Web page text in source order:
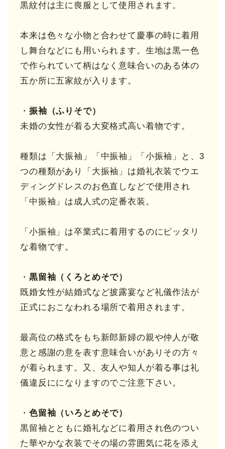
黒紋付は主に喪服として使用されます。
本来は色々な小物と合わせて慶事の時に着用
し舞台などにも用いられます。生地は黒一色
で作られていて柄はなく意味合いのある体の
五か所に五家紋が入ります。
・ 振袖（ふりそで）
未婚の女性が着る大変格式高い着物です。
種類は「大振袖」「中振袖」「小振袖」と、3
つの種類があり「大振袖」は婚礼衣装でウエ
ディングドレスのお色直しなどで使用され
「中振袖」は成人式の定番衣装。
「小振袖」は卒業式に着用するのにピッタリ
な着物です。
・ 黒留袖（くろとめそで）
既婚女性が結婚式など披露宴など礼儀作法が
正式におこなわれる場所で着用されます。
最高位の格式をもち新郎新婦の親や仲人が敬
意と感謝の意を表す意味合いがありその方々
が着られます。又、友人や知人が着る事は礼
儀違反にになりますのでご注意下さい。
・ 色留袖（いろとめそで）
黒留袖とともに婚礼などに着用され色のつい
た華やかな衣装でその場の雰囲気に花を添え